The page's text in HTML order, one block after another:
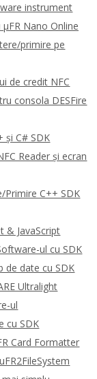
instrument
Nano Online
primire pe
de credit NFC
consola DESFire
și C# SDK
Reader și ecran
Primire C++ SDK
& JavaScript
ul cu SDK
de date cu SDK
Ultralight
ul
cu SDK
Card Formatter